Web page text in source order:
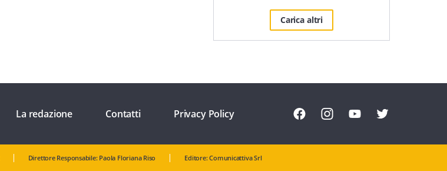
Carica altri
La redazione Contatti Privacy Policy
Direttore Responsabile: Paola Floriana Riso Editore: Comunicattiva Srl